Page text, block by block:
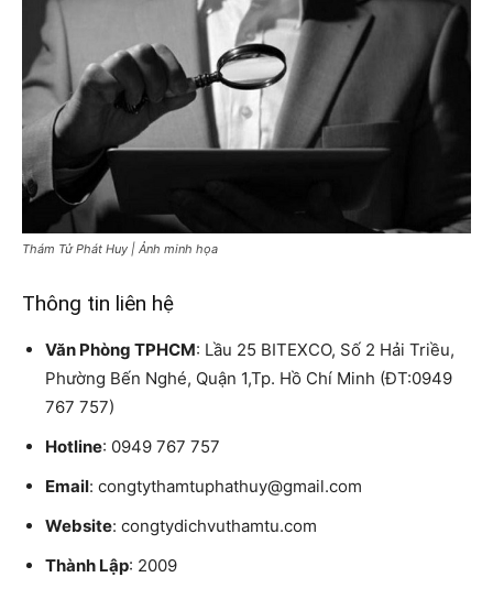
Thám Tử Phát Huy | Ảnh minh họa
Thông tin liên hệ
Văn Phòng TPHCM: Lầu 25 BITEXCO, Số 2 Hải Triều,
Phường Bến Nghé, Quận 1,Tp. Hồ Chí Minh (ĐT:0949
767 757)
Hotline: 0949 767 757
Email: congtythamtuphathuy@gmail.com
Website: congtydichvuthamtu.com
Thành Lập: 2009